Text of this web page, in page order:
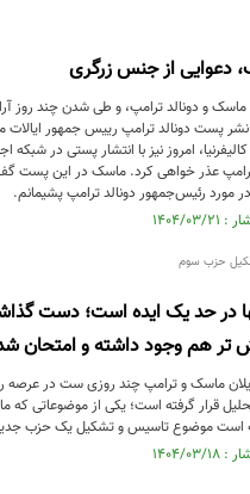
دعوایی از جنس زرگری
و دونالد ترامپ، و طی شدن چند روز
نشر پست دونالد ترامپ رییس جمهور ایالات
امروز نیز با انتشار پستی در
ترامپ عذر خواهی کرد. ماسک در این پست
رئیس‌جمهور دونالد ترامپ پشیمانم.
حزب سوم
در حد یک ایده است؛ دست
تر هم وجود داشته و امتحان
ماسک و ترامپ چند روزی ست در عرصه
قرار گرفته است؛ یکی از موضوعاتی که
است موضوع تاسیس و تشکیل یک حزب